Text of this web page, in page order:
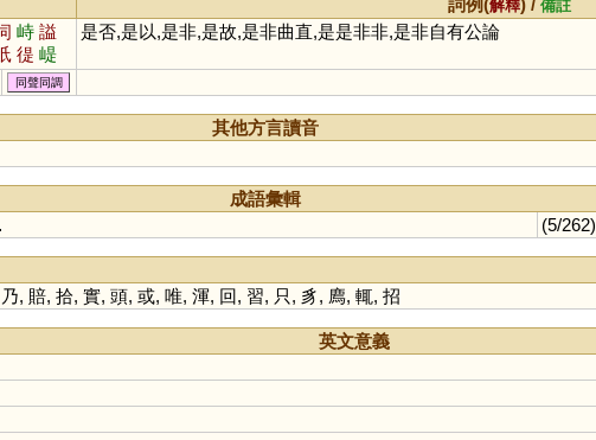
詞例(解釋) /備註
峙 謚
徥 崼
是否,是以,是非,是故,是非曲直,是是非非,是非自有公論
同聲同調
其他方言讀音
成語彙輯
(5/262)
乃, 賠, 拾, 實, 頭, 或, 唯, 渾, 回, 習, 只 , 豸, 廌, 輒, 招
英文意義